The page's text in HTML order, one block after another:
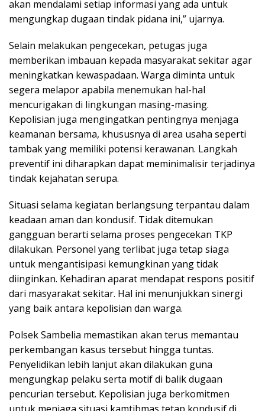
akan mendalami setiap informasi yang ada untuk
mengungkap dugaan tindak pidana ini,” ujarnya.
Selain melakukan pengecekan, petugas juga
memberikan imbauan kepada masyarakat sekitar agar
meningkatkan kewaspadaan. Warga diminta untuk
segera melapor apabila menemukan hal-hal
mencurigakan di lingkungan masing-masing.
Kepolisian juga mengingatkan pentingnya menjaga
keamanan bersama, khususnya di area usaha seperti
tambak yang memiliki potensi kerawanan. Langkah
preventif ini diharapkan dapat meminimalisir terjadinya
tindak kejahatan serupa.
Situasi selama kegiatan berlangsung terpantau dalam
keadaan aman dan kondusif. Tidak ditemukan
gangguan berarti selama proses pengecekan TKP
dilakukan. Personel yang terlibat juga tetap siaga
untuk mengantisipasi kemungkinan yang tidak
diinginkan. Kehadiran aparat mendapat respons positif
dari masyarakat sekitar. Hal ini menunjukkan sinergi
yang baik antara kepolisian dan warga.
Polsek Sambelia memastikan akan terus memantau
perkembangan kasus tersebut hingga tuntas.
Penyelidikan lebih lanjut akan dilakukan guna
mengungkap pelaku serta motif di balik dugaan
pencurian tersebut. Kepolisian juga berkomitmen
untuk menjaga situasi kamtibmas tetap kondusif di